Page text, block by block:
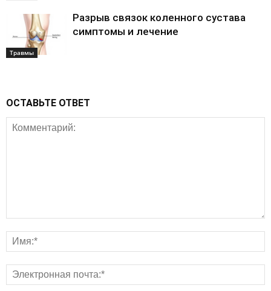
Травмы
Разрыв связок коленного сустава
симптомы и лечение
ОСТАВЬТЕ ОТВЕТ